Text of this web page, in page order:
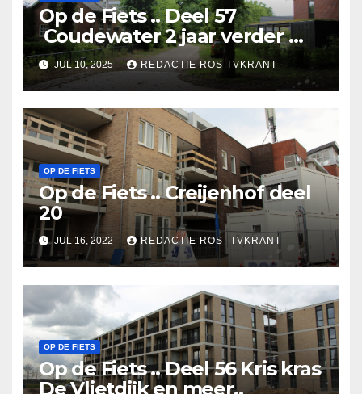
Op de Fiets .. Deel 57
Coudewater 2 jaar verder …
JUL 10, 2025 REDACTIE ROS TVKRANT
OP DE FIETS
Op de Fiets .. Creijenhof deel
20
JUL 16, 2022 REDACTIE ROS -TVKRANT
OP DE FIETS
Op de Fiets .. Deel 56 Kris kras
De Vlietdijk en meer..